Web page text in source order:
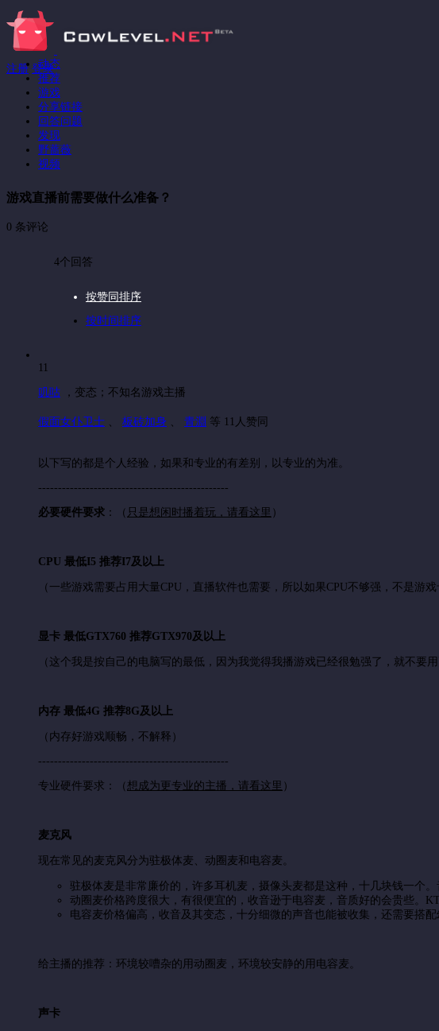
注册 登录
动态
推荐
游戏
分享链接
回答问题
发现
野蔷薇
视频
游戏直播前需要做什么准备？
0 条评论
4个回答
按赞同排序
按时间排序
11
叽咕 ， 变态；不知名游戏主播
假面女仆卫士 板砖加身 青淵 等 11人赞同
以下写的都是个人经验，如果和专业的有差别，以专业的为准。
------------------------------------------------
必要硬件要求 ：（ 只是想闲时播着玩，请看这里 ）
CPU 最低I5 推荐I7及以上
（一些游戏需要占用大量CPU，直播软件也需要，所以如果CPU不够强，不是游
显卡 最低GTX760 推荐GTX970及以上
（这个我是按自己的电脑写的最低，因为我觉得我播游戏已经很勉强了，就不要
内存 最低4G 推荐8G及以上
（内存好游戏顺畅，不解释）
------------------------------------------------
专业硬件要求：（ 想成为更专业的主播，请看这里 ）
麦克风
现在常见的麦克风分为驻极体麦、动圈麦和电容麦。
驻极体麦是非常廉价的，许多耳机麦，摄像头麦都是这种，十几块钱一个。
动圈麦价格跨度很大，有很便宜的，收音逊于电容麦，音质好的会贵些。
电容麦价格偏高，收音及其变态，十分细微的声音也能被收集， 还需要搭
给主播的推荐：环境较嘈杂的用动圈麦，环境较安静的用电容麦。
声卡